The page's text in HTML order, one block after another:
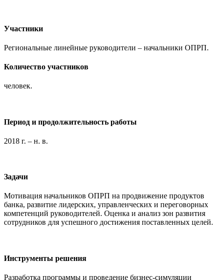
Участники
Региональные линейные руководители – начальники ОПРП.
Количество участников
человек.
Период и продолжительность работы
2018 г. – н. в.
Задачи
Мотивация начальников ОПРП на продвижение продуктов
банка, развитие лидерских, управленческих и переговорных
компетенций руководителей. Оценка и анализ зон развития
сотрудников для успешного достижения поставленных целей.
Инструменты решения
Разработка программы и проведение бизнес-симуляции